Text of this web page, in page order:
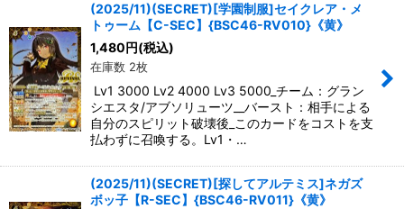
(2025/11)(SECRET)[学園制服]セイクレア・メ
トゥーム【C-SEC】{BSC46-RV010}《黄》
1,480 円(税込)
在庫数 2枚
Lv1 3000 Lv2 4000 Lv3 5000_チーム：グラン
シエスタ/アブソリューツ__バースト：相手による
自分のスピリット破壊後_このカードをコストを支
払わずに召喚する。Lv1・…
(2025/11)(SECRET)[探してアルテミス]ネガズ
ボッ子【R-SEC】{BSC46-RV011}《黄》